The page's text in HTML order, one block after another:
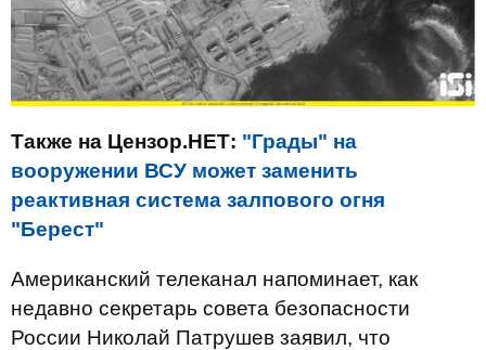
Также на Цензор.НЕТ: "Грады" на
вооружении ВСУ может заменить
реактивная система залпового огня
"Берест"
Американский телеканал напоминает, как
недавно секретарь совета безопасности
России Николай Патрушев заявил, что